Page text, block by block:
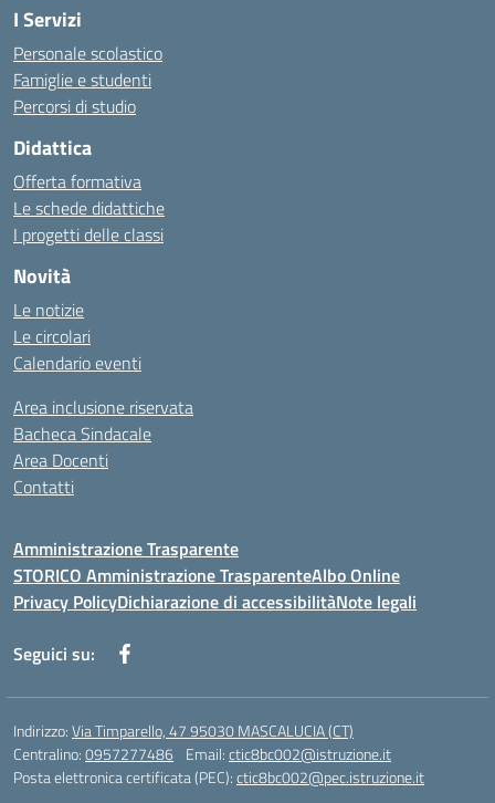
I Servizi
Personale scolastico
Famiglie e studenti
Percorsi di studio
Didattica
Offerta formativa
Le schede didattiche
I progetti delle classi
Novità
Le notizie
Le circolari
Calendario eventi
Area inclusione riservata
Bacheca Sindacale
Area Docenti
Contatti
Amministrazione Trasparente
STORICO Amministrazione TrasparenteAlbo Online
Privacy PolicyDichiarazione di accessibilitàNote legali
Seguici su:
Indirizzo:Via Timparello, 47 95030 MASCALUCIA (CT)
Centralino:0957277486 Email:ctic8bc002@istruzione.it
Posta elettronica certificata (PEC):ctic8bc002@pec.istruzione.it